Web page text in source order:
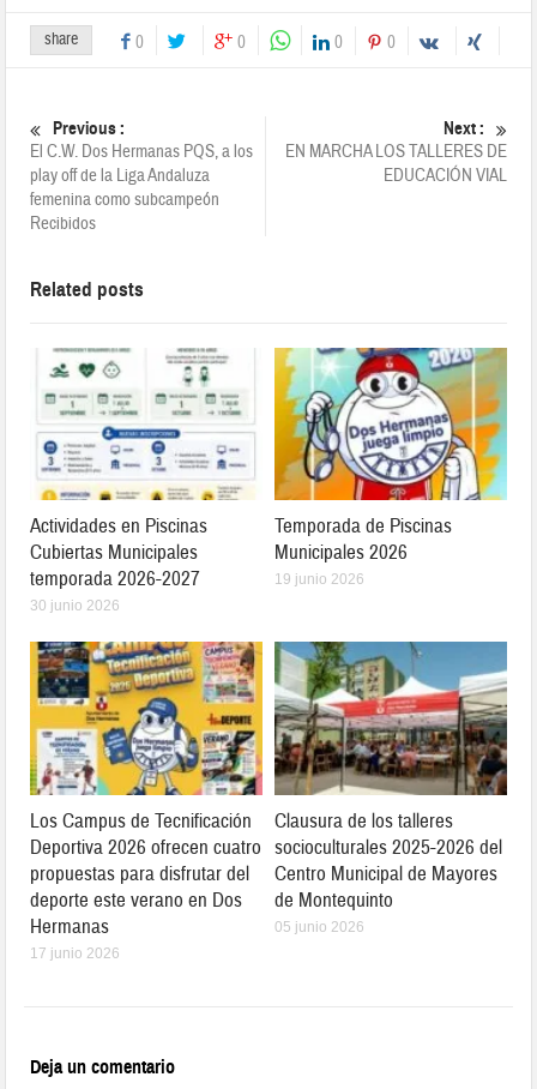
share 0 0 0 0
Previous :
El C.W. Dos Hermanas PQS, a los
play off de la Liga Andaluza
femenina como subcampeón
Recibidos
Next :
EN MARCHA LOS TALLERES DE
EDUCACIÓN VIAL
Related posts
Actividades en Piscinas
Cubiertas Municipales
temporada 2026-2027
30 junio 2026
Temporada de Piscinas
Municipales 2026
19 junio 2026
Los Campus de Tecnificación
Deportiva 2026 ofrecen cuatro
propuestas para disfrutar del
deporte este verano en Dos
Hermanas
17 junio 2026
Clausura de los talleres
socioculturales 2025-2026 del
Centro Municipal de Mayores
de Montequinto
05 junio 2026
Deja un comentario